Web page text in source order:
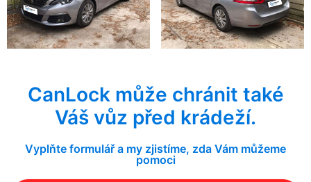
CanLock může chránit také
Váš vůz před krádeží.
Vyplňte formulář a my zjistíme, zda Vám můžeme
pomoci